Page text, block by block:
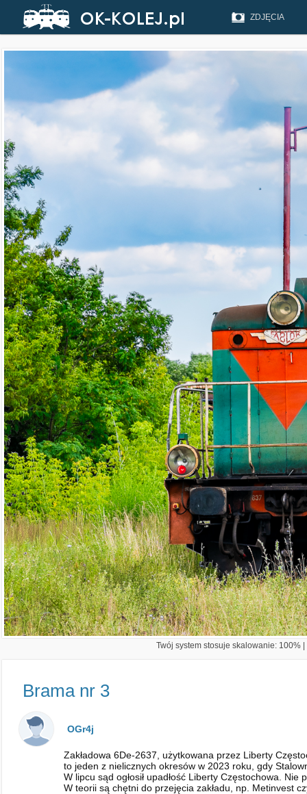
ZDJĘCIA
Twój system stosuje skalowanie: 100%
Brama nr 3
OGr4j
Zakładowa 6De-2637, użytkowana przez Liberty
to jeden z nielicznych okresów w 2023 roku, gdy
W lipcu sąd ogłosił upadłość Liberty Częstochowa.
W teorii są chętni do przejęcia zakładu, np. Metinvest